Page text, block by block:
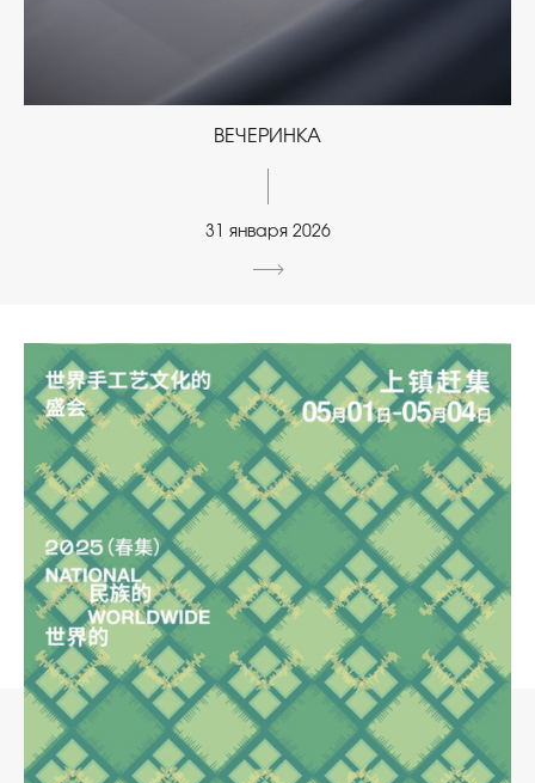
ВЕЧЕРИНКА
31 января 2026